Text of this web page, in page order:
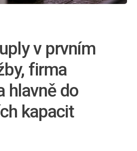
v prvním
firma
hlavně do
kapacit